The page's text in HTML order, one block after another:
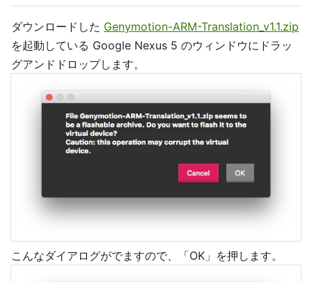
ダウンロードした Genymotion-ARM-Translation_v1.1.zip
を起動している Google Nexus 5 のウィンドウにドラッ
グアンドドロップします。
こんなダイアログがでますので、「OK」を押します。